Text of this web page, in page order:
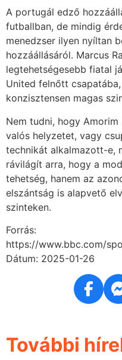
A portugál edző
futballban, de mindig
menedzser ilyen nyíltan
hozzáállásáról. Marcus
legtehetségesebb fiatal
United felnőtt
konzisztensen magas
Nem tudni, hogy
valós helyzetet, vagy
technikát alkalmazott-e,
rávilágít arra, hogy a
tehetség, hanem az
elszántság is alapvető
szinteken.
Forrás:
https://www.bbc.com/
Dátum: 2025-01-26
További